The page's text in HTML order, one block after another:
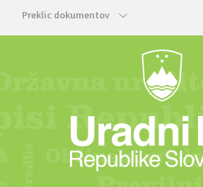
Preklic dokumentov